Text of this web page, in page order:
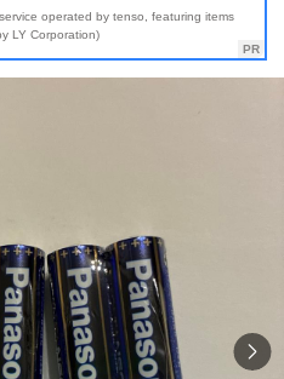
operated by tenso, featuring items
LY Corporation)